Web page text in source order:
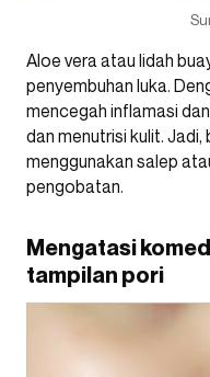
Aloe vera atau lidah
penyembuhan luka.
mencegah inflamasi
dan menutrisi kulit.
menggunakan salep
pengobatan.
Mengatasi
tampilan pori